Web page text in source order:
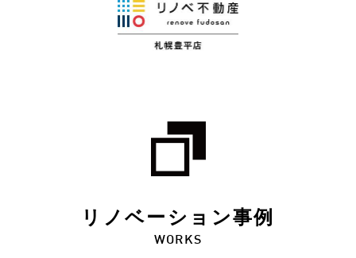
リノベーション事例
WORKS